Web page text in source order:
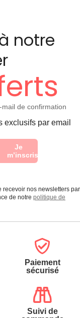
notre
de confirmation
exclusifs par email
Je
m’inscris
recevoir nos newsletters par
de notre politique de
Paiement
sécurisé
Suivi de